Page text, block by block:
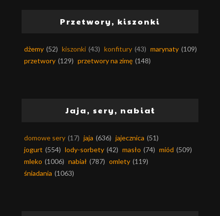
Przetwory, kiszonki
dżemy (52) kiszonki (43) konfitury (43) marynaty (109)
przetwory (129) przetwory na zimę (148)
Jaja, sery, nabiał
domowe sery (17) jaja (636) jajecznica (51)
jogurt (554) lody-sorbety (42) masło (74) miód (509)
mleko (1006) nabiał (787) omlety (119)
śniadania (1063)